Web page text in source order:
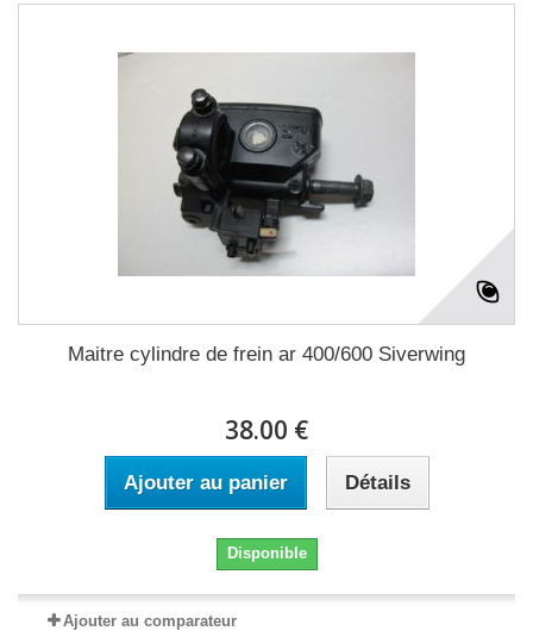
Maitre cylindre de frein ar 400/600 Siverwing
38.00 €
Ajouter au panier Détails
Disponible
Ajouter au comparateur